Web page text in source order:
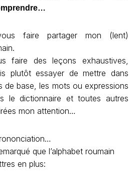
faire partager mon (lent)
faire des leçons exhaustives,
plutôt essayer de mettre dans
de base, les mots ou expressions
le dictionnaire et toutes autres
mon attention…
que l’alphabet roumain
en plus: